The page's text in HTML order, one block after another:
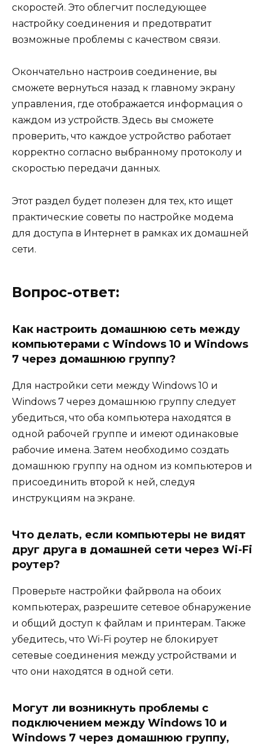
скоростей. Это облегчит последующее
настройку соединения и предотвратит
возможные проблемы с качеством связи.
Окончательно настроив соединение, вы
сможете вернуться назад к главному экрану
управления, где отображается информация о
каждом из устройств. Здесь вы сможете
проверить, что каждое устройство работает
корректно согласно выбранному протоколу и
скоростью передачи данных.
Этот раздел будет полезен для тех, кто ищет
практические советы по настройке модема
для доступа в Интернет в рамках их домашней
сети.
Вопрос-ответ:
Как настроить домашнюю сеть между
компьютерами с Windows 10 и Windows
7 через домашнюю группу?
Для настройки сети между Windows 10 и
Windows 7 через домашнюю группу следует
убедиться, что оба компьютера находятся в
одной рабочей группе и имеют одинаковые
рабочие имена. Затем необходимо создать
домашнюю группу на одном из компьютеров и
присоединить второй к ней, следуя
инструкциям на экране.
Что делать, если компьютеры не видят
друг друга в домашней сети через Wi-Fi
роутер?
Проверьте настройки файрвола на обоих
компьютерах, разрешите сетевое обнаружение
и общий доступ к файлам и принтерам. Также
убедитесь, что Wi-Fi роутер не блокирует
сетевые соединения между устройствами и
что они находятся в одной сети.
Могут ли возникнуть проблемы с
подключением между Windows 10 и
Windows 7 через домашнюю группу,